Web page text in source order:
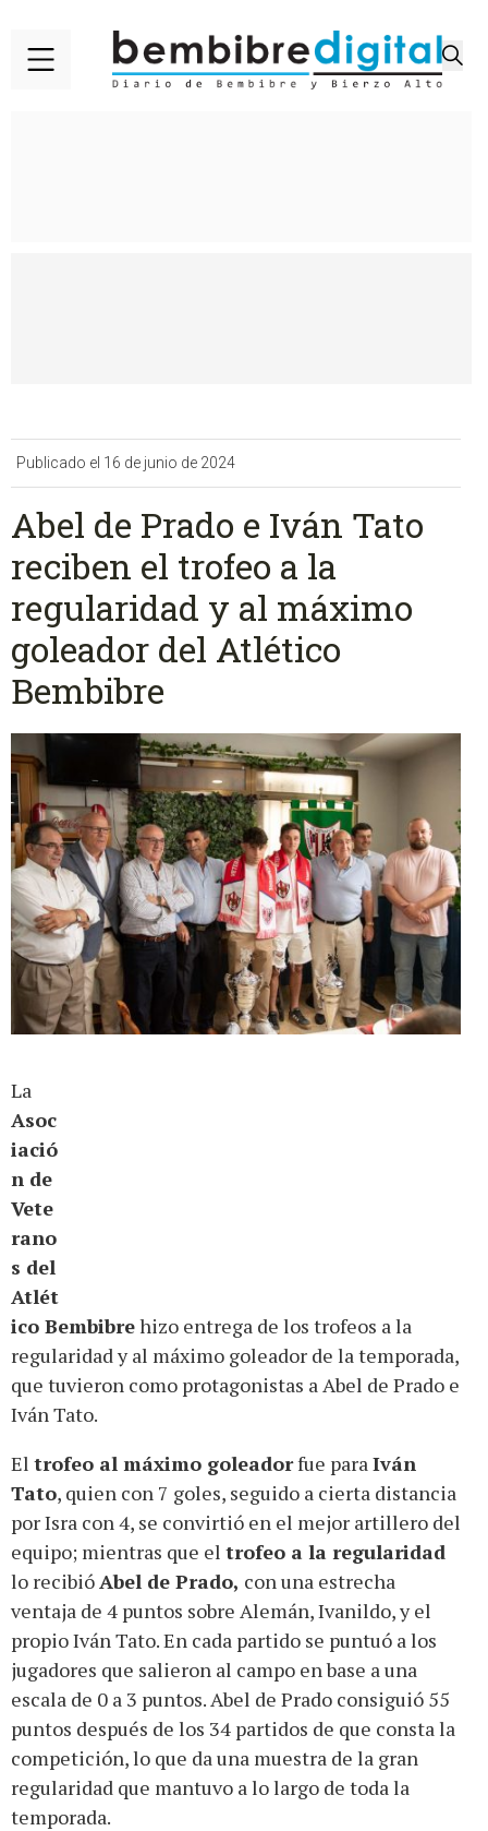
Publicado el 16 de junio de 2024
Abel de Prado e Iván Tato
reciben el trofeo a la
regularidad y al máximo
goleador del Atlético
Bembibre
La
Asoc
iació
n de
Vete
rano
s del
Atlét
ico Bembibrehizo entrega de los trofeos a la
regularidad y al máximo goleador de la temporada,
que tuvieron como protagonistas a Abel de Prado e
Iván Tato.
El trofeo al máximo goleadorfue paraIván
Tato, quien con 7 goles, seguido a cierta distancia
por Isra con 4, se convirtió en el mejor artillero del
equipo; mientras que el trofeo a la regularidad
lo recibióAbel de Prado, con una estrecha
ventaja de 4 puntos sobre Alemán, Ivanildo, y el
propio Iván Tato. En cada partido se puntuó a los
jugadores que salieron al campo en base a una
escala de 0 a 3 puntos. Abel de Prado consiguió 55
puntos después de los 34 partidos de que consta la
competición, lo que da una muestra de la gran
regularidad que mantuvo a lo largo de toda la
temporada.